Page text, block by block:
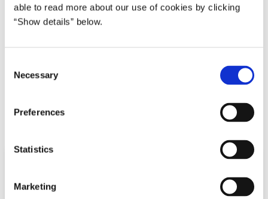
able to read more about our use of cookies by clicking
“Show details” below.
Necessary
Preferences
Statistics
Marketing
få vores sygehusvæsen bedst muligt gennem en meget
svær vinter til gavn for patienterne og
Regionerne aftaler udmøntningen med alle de relevante
organisationer.
hjemmeside.